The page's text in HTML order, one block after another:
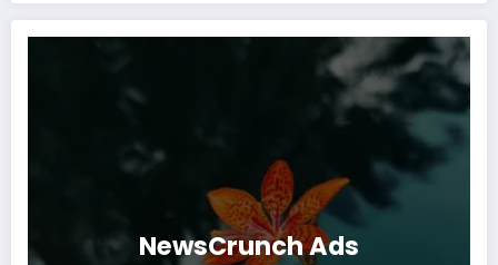
NewsCrunch Ads